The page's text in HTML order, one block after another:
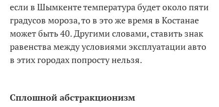
если в Шымкенте температура будет около пяти
градусов мороза, то в это же время в Костанае
может быть 40. Другими словами, ставить знак
равенства между условиями эксплуатации авто
в этих городах попросту нельзя.
Сплошной абстракционизм